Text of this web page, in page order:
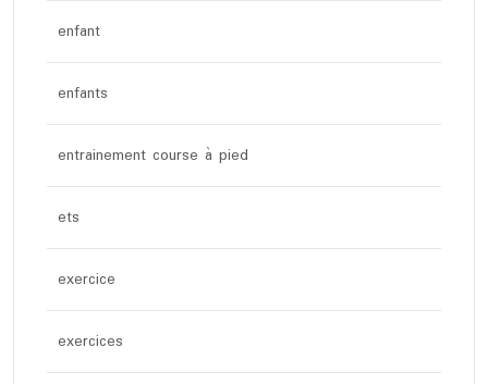
enfant
enfants
entrainement course à pied
ets
exercice
exercices